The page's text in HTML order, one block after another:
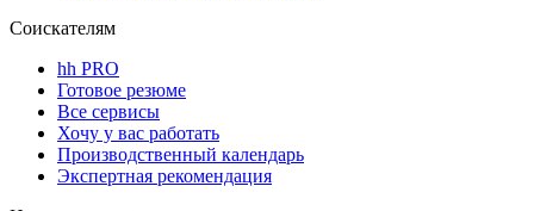
Соискателям
hh PRO
Готовое резюме
Все сервисы
Хочу у вас работать
Производственный календарь
Экспертная рекомендация